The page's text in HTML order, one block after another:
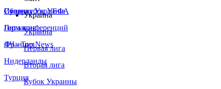
Сборная Украины
Италия
Германия
Франция
Нидерланды
Турция
Суперкубок УЕФА
Лига конференций
ЛЧ - Top News
Украина
Украина
Первая лига
Вторая лига
Кубок Украины